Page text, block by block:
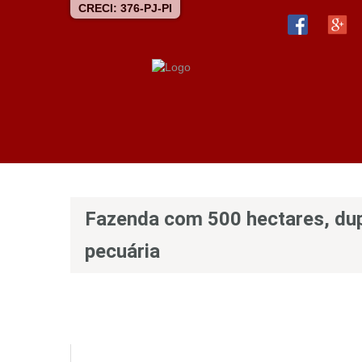
CRECI: 376-PJ-PI
Fazenda com 500 hectares,
pecuária